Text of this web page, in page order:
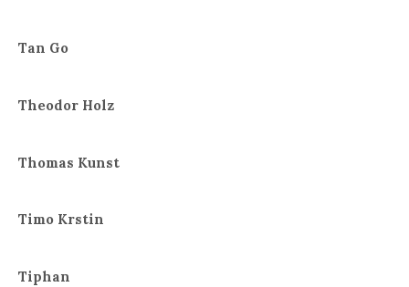
Tan Go
Theodor Holz
Thomas Kunst
Timo Krstin
Tiphan